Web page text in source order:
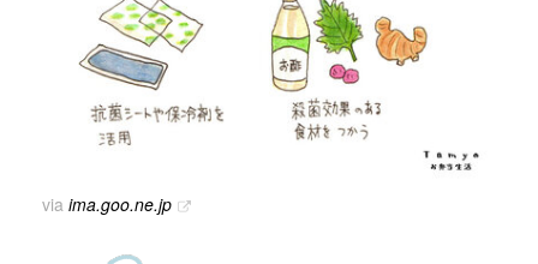
via ima.goo.ne.jp